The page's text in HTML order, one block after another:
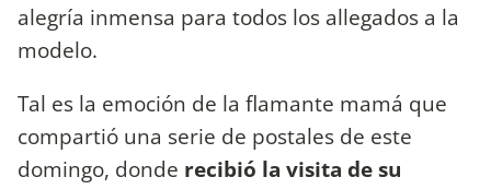
alegría inmensa para todos los allegados a la
modelo.
Tal es la emoción de la flamante mamá que
compartió una serie de postales de este
domingo, donde recibió la visita de su